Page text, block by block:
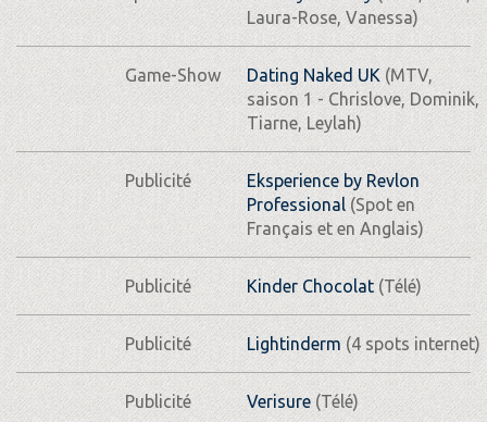
Laura-Rose, Vanessa)
Game-Show Dating Naked UK(MTV,
saison 1 - Chrislove, Dominik,
Tiarne, Leylah)
Publicité
Eksperience by Revlon
Professional(Spot en
Français et en Anglais)
Publicité Kinder Chocolat(Télé)
Publicité Lightinderm (4 spots internet)
Publicité Verisure (Télé)